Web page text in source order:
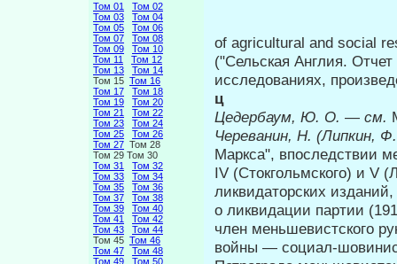
Том 01
Том 02
Том 03
Том 04
Том 05
Том 06
Том 07
Том 08
Том 09
Том 10
Том 11
Том 12
Том 13
Том 14
Том 15 Том 16
Том 17
Том 18
Том 19
Том 20
Том 21
Том 22
Том 23
Том 24
Том 25
Том 26
Том 27 Том 28
Том 29 Том 30
Том 31
Том 32
Том 33
Том 34
Том 35
Том 36
Том 37
Том 38
Том 39
Том 40
Том 41
Том 42
Том 43
Том 44
Том 45 Том 46
Том 47
Том 48
Том 49
Том 50
of agricultural and social
("Сельская Англия.
исследованиях,
ц
Цедербаум, Ю. О. — см.
Череванин, Н. (Липкин,
Маркса", впоследствии
IV (Стокгольмского) и V
ликвидаторских
о ликвидации партии
член меньшевистского
войны — социал-